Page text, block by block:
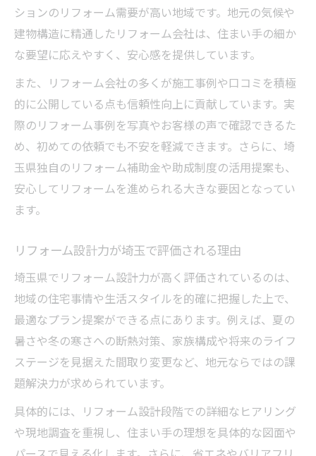
ションのリフォーム需要が高い地域です。地元の気候や
建物構造に精通したリフォーム会社は、住まい手の細か
な要望に応えやすく、安心感を提供しています。
また、リフォーム会社の多くが施工事例や口コミを積極
的に公開している点も信頼性向上に貢献しています。実
際のリフォーム事例を写真やお客様の声で確認できるた
め、初めての依頼でも不安を軽減できます。さらに、埼
玉県独自のリフォーム補助金や助成制度の活用提案も、
安心してリフォームを進められる大きな要因となってい
ます。
リフォーム設計力が埼玉で評価される理由
埼玉県でリフォーム設計力が高く評価されているのは、
地域の住宅事情や生活スタイルを的確に把握した上で、
最適なプラン提案ができる点にあります。例えば、夏の
暑さや冬の寒さへの断熱対策、家族構成や将来のライフ
ステージを見据えた間取り変更など、地元ならではの課
題解決力が求められています。
具体的には、リフォーム設計段階での詳細なヒアリング
や現地調査を重視し、住まい手の理想を具体的な図面や